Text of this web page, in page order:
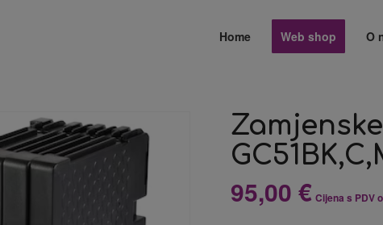
Home Web shop O
95,00€ Cijena s PDV